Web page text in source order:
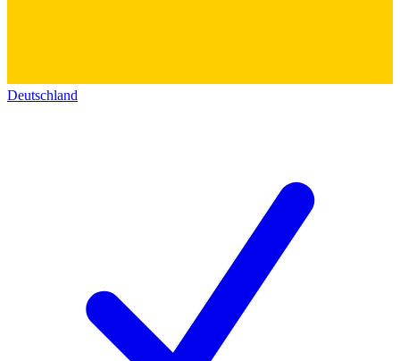
Deutschland